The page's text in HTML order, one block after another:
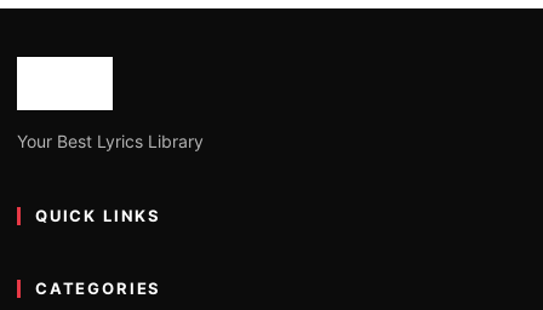
Your Best Lyrics Library
QUICK LINKS
CATEGORIES